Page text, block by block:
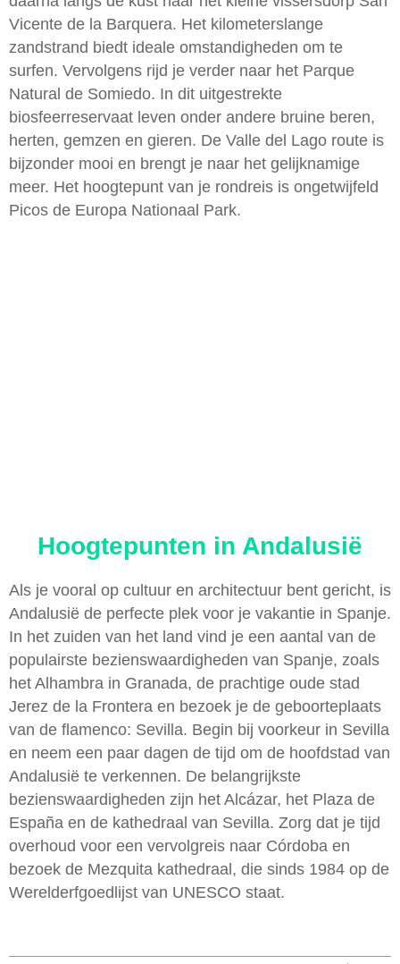
Vicente de la Barquera. Het kilometerslange
zandstrand biedt ideale omstandigheden om te
surfen. Vervolgens rijd je verder naar het Parque
Natural de Somiedo. In dit uitgestrekte
biosfeerreservaat leven onder andere bruine beren,
herten, gemzen en gieren. De Valle del Lago route is
bijzonder mooi en brengt je naar het gelijknamige
meer. Het hoogtepunt van je rondreis is ongetwijfeld
Picos de Europa Nationaal Park.
Hoogtepunten in Andalusië
Als je vooral op cultuur en architectuur bent gericht, is
Andalusië de perfecte plek voor je vakantie in Spanje.
In het zuiden van het land vind je een aantal van de
populairste bezienswaardigheden van Spanje, zoals
het Alhambra in Granada, de prachtige oude stad
Jerez de la Frontera en bezoek je de geboorteplaats
van de flamenco: Sevilla. Begin bij voorkeur in Sevilla
en neem een paar dagen de tijd om de hoofdstad van
Andalusië te verkennen. De belangrijkste
bezienswaardigheden zijn het Alcázar, het Plaza de
España en de kathedraal van Sevilla. Zorg dat je tijd
overhoud voor een vervolgreis naar Córdoba en
bezoek de Mezquita kathedraal, die sinds 1984 op de
Werelderfgoedlijst van UNESCO staat.